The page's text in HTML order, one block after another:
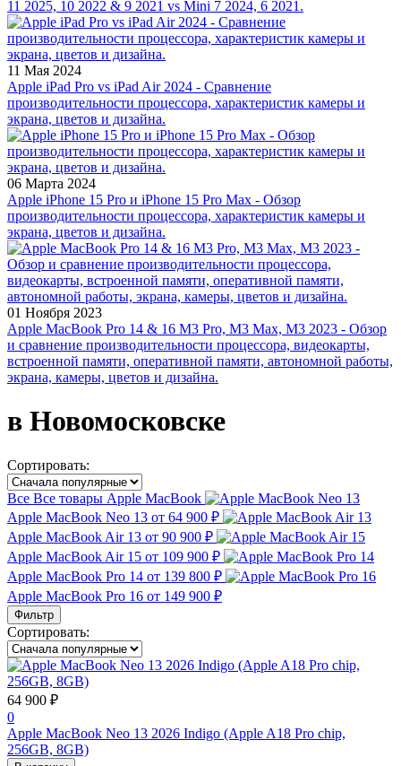
11 2025, 10 2022 & 9 2021 vs Mini 7 2024, 6 2021.
11 Мая 2024
Apple iPad Pro vs iPad Air 2024 - Сравнение
производительности процессора, характеристик камеры и
экрана, цветов и дизайна.
06 Марта 2024
Apple iPhone 15 Pro и iPhone 15 Pro Max - Обзор
производительности процессора, характеристик камеры и
экрана, цветов и дизайна.
01 Ноября 2023
Apple MacBook Pro 14 & 16 M3 Pro, M3 Max, M3 2023 - Обзор
и сравнение производительности процессора, видеокарты,
встроенной памяти, оперативной памяти, автономной работы,
экрана, камеры, цветов и дизайна.
в Новомосковске
Сортировать:
Все Все товары Apple MacBook
Apple MacBook Neo 13 от 64 900 ₽
Apple MacBook Air 13 от 90 900 ₽
Apple MacBook Air 15 от 109 900 ₽
Apple MacBook Pro 14 от 139 800 ₽
Apple MacBook Pro 16 от 149 900 ₽
Фильтр
Сортировать:
64 900 ₽
0
Apple MacBook Neo 13 2026 Indigo (Apple A18 Pro chip,
256GB, 8GB)